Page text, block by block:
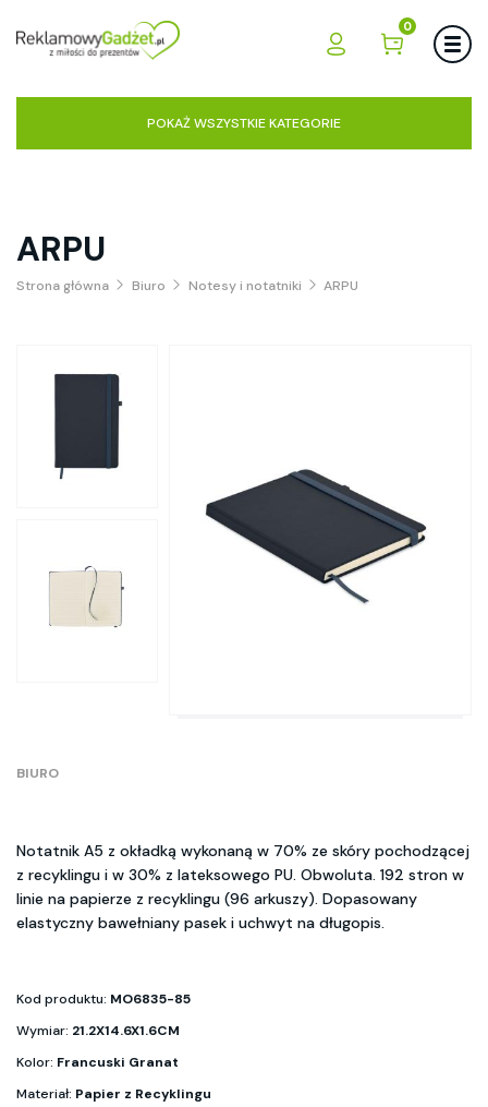
0
POKAŻ WSZYSTKIE KATEGORIE
ARPU
Strona główna Biuro Notesy i notatniki ARPU
BIURO
Notatnik A5 z okładką wykonaną w 70% ze skóry pochodzącej
z recyklingu i w 30% z lateksowego PU. Obwoluta. 192 stron w
linie na papierze z recyklingu (96 arkuszy). Dopasowany
elastyczny bawełniany pasek i uchwyt na długopis.
Kod produktu: MO6835-85
Wymiar: 21.2X14.6X1.6CM
Kolor: Francuski Granat
Materiał: Papier z Recyklingu